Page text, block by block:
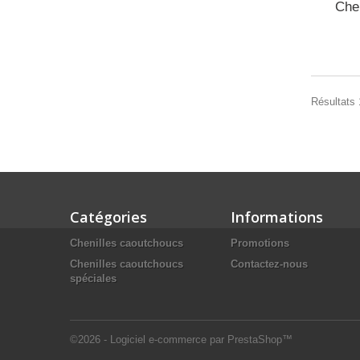
Résultats
Catégories
Chenilles caoutchoucs
Chenilles caoutchoucs
spéciales
Informations
Promotions
Contactez-nous
©2026 - Logiciel e-commerce par PrestaShop™